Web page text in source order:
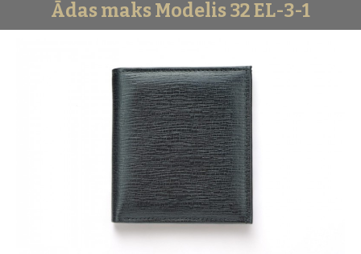
Ādas maks Modelis 32 EL-3-1